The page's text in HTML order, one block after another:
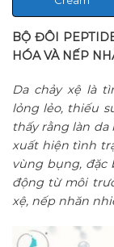
BỘ ĐÔI
HÓA VÀ NẾP
Da chảy xệ là
lỏng lẻo, thiếu
thấy rằng làn da
xuất hiện tình
vùng bụng, đặc
động từ môi
xệ, nếp nhăn